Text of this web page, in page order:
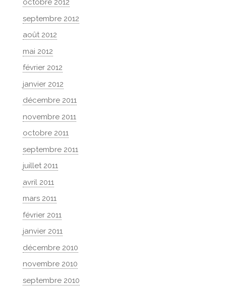
octobre 2012
septembre 2012
août 2012
mai 2012
février 2012
janvier 2012
décembre 2011
novembre 2011
octobre 2011
septembre 2011
juillet 2011
avril 2011
mars 2011
février 2011
janvier 2011
décembre 2010
novembre 2010
septembre 2010